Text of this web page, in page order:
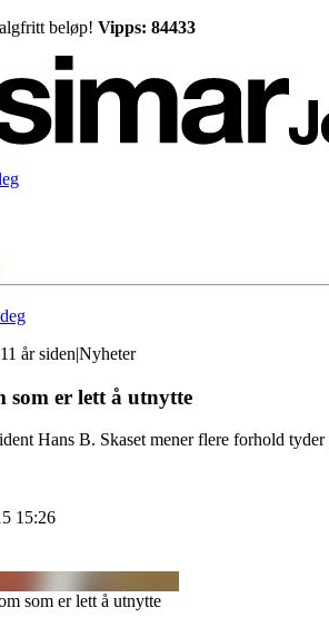
beløp! Vipps: 84433
år siden|Nyheter
som er lett å utnytte
Hans B. Skaset mener flere forhold
15:26
som er lett å utnytte